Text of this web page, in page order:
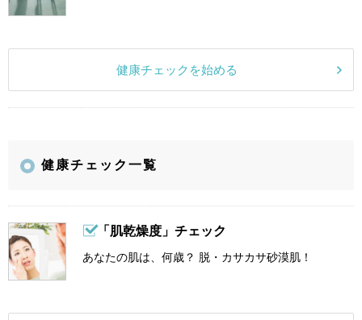
健康チェックを始める
健康チェック一覧
「肌乾燥度」チェック
あなたの肌は、何歳？ 脱・カサカサ砂漠肌！